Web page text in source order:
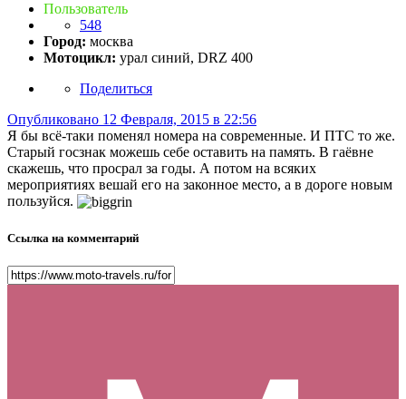
Пользователь
548
Город: москва
Мотоцикл: урал синий, DRZ 400
Поделиться
Опубликовано 12 Февраля, 2015 в 22:56
Я бы всё-таки поменял номера на современные. И ПТС то же.
Старый госзнак можешь себе оставить на память. В гаёвне
скажешь, что просрал за годы. А потом на всяких
мероприятиях вешай его на законное место, а в дороге новым
пользуйся.
Ссылка на комментарий